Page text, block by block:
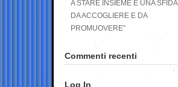
A STARE INSIEME È UNA SFIDA
DA ACCOGLIERE E DA
PROMUOVERE”
Commenti recenti
Log In